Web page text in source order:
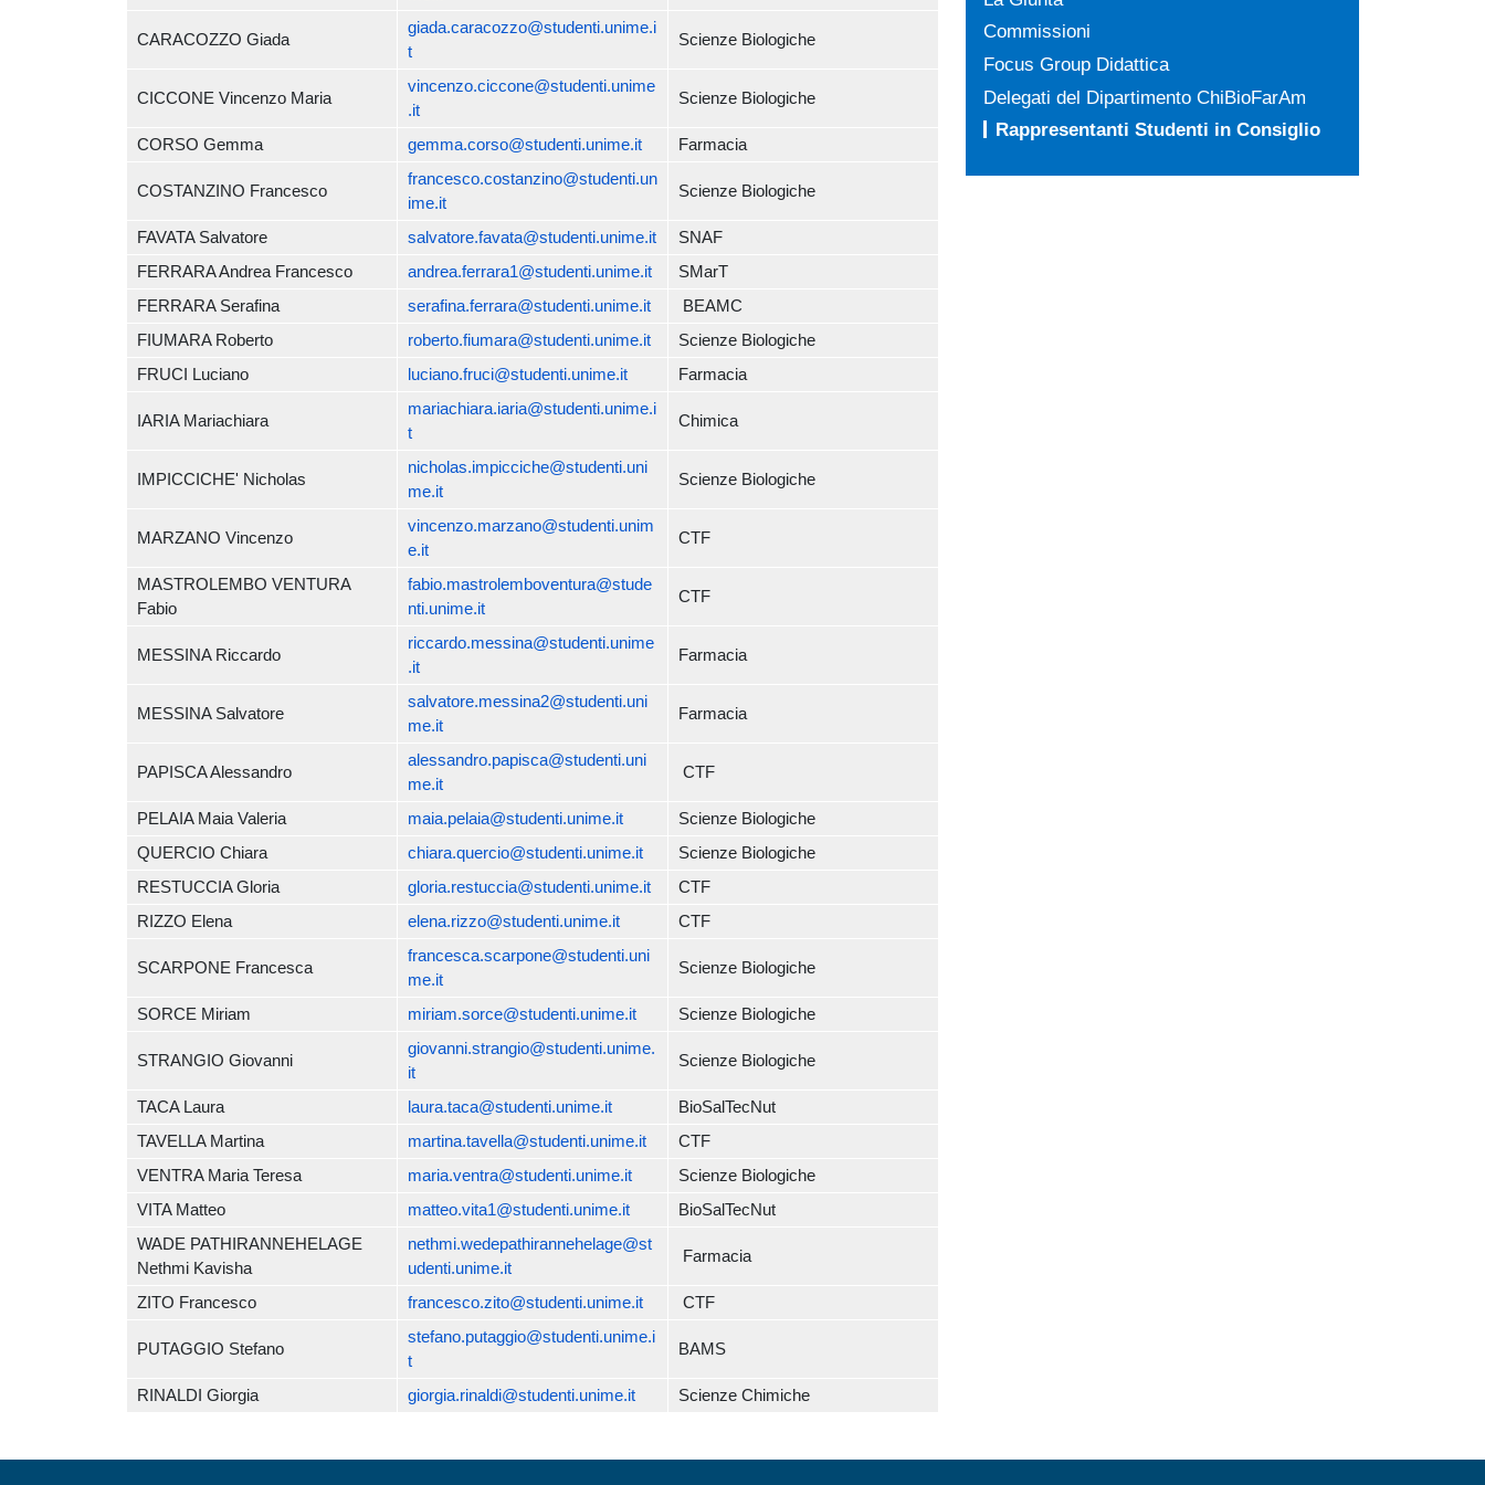
CARACOZZO Giada
giada.caracozzo@studenti.unime.i
t
Scienze Biologiche
CICCONE Vincenzo Maria
vincenzo.ciccone@studenti.unime
.it
Scienze Biologiche
CORSO Gemma gemma.corso@studenti.unime.it Farmacia
COSTANZINO Francesco
francesco.costanzino@studenti.un
ime.it
Scienze Biologiche
FAVATA Salvatore salvatore.favata@studenti.unime.it
SNAF
FERRARA Andrea Francesco
andrea.ferrara1@studenti.unime.it
SMarT
FERRARA Serafina
serafina.ferrara@studenti.unime.it
BEAMC
FIUMARA Roberto
roberto.fiumara@studenti.unime.it
Scienze Biologiche
FRUCI Luciano
luciano.fruci@studenti.unime.it Farmacia
IARIA Mariachiara
mariachiara.iaria@studenti.unime.i
t
Chimica
IMPICCICHE' Nicholas
nicholas.impicciche@studenti.uni
me.it
Scienze Biologiche
MARZANO Vincenzo
vincenzo.marzano@studenti.unim
e.it
CTF
MASTROLEMBO VENTURA
Fabio
fabio.mastrolemboventura@stude
nti.unime.it
CTF
MESSINA Riccardo
riccardo.messina@studenti.unime
.it
Farmacia
MESSINA Salvatore
salvatore.messina2@studenti.uni
me.it
Farmacia
PAPISCA Alessandro
alessandro.papisca@studenti.uni
me.it
CTF
PELAIA Maia Valeria maia.pelaia@studenti.unime.it
Scienze Biologiche
QUERCIO Chiara
chiara.quercio@studenti.unime.it
Scienze Biologiche
RESTUCCIA Gloria
gloria.restuccia@studenti.unime.it
CTF
RIZZO Elena
elena.rizzo@studenti.unime.it CTF
SCARPONE Francesca
francesca.scarpone@studenti.uni
me.it
Scienze Biologiche
SORCE Miriam miriam.sorce@studenti.unime.it Scienze Biologiche
STRANGIO Giovanni
giovanni.strangio@studenti.unime.
it
Scienze Biologiche
TACA Laura laura.taca@studenti.unime.it
BioSalTecNut
TAVELLA Martina
martina.tavella@studenti.unime.it
CTF
VENTRA Maria Teresa
maria.ventra@studenti.unime.it
Scienze Biologiche
VITA Matteo
matteo.vita1@studenti.unime.it
BioSalTecNut
WADE PATHIRANNEHELAGE
Nethmi Kavisha
nethmi.wedepathirannehelage@st
udenti.unime.it
Farmacia
ZITO Francesco francesco.zito@studenti.unime.it CTF
PUTAGGIO Stefano
stefano.putaggio@studenti.unime.i
t
BAMS
RINALDI Giorgia giorgia.rinaldi@studenti.unime.it Scienze Chimiche
Commissioni
Focus Group Didattica
Delegati del Dipartimento ChiBioFarAm
Rappresentanti Studenti in Consiglio